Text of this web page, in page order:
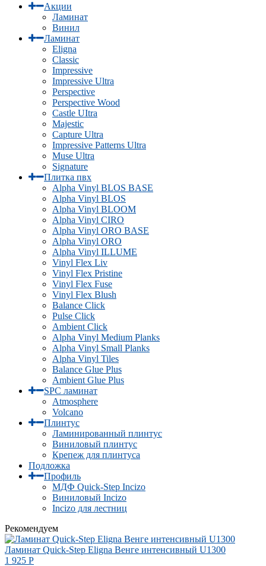
Акции
Ламинат
Винил
Ламинат
Eligna
Classic
Impressive
Impressive Ultra
Perspective
Perspective Wood
Castle UItra
Majestic
Capture Ultra
Impressive Patterns Ultra
Muse Ultra
Signature
Плитка пвх
Alpha Vinyl BLOS BASE
Alpha Vinyl BLOS
Alpha Vinyl BLOOM
Alpha Vinyl CIRO
Alpha Vinyl ORO BASE
Alpha Vinyl ORO
Alpha Vinyl ILLUME
Vinyl Flex Liv
Vinyl Flex Pristine
Vinyl Flex Fuse
Vinyl Flex Blush
Balance Click
Pulse Click
Ambient Click
Alpha Vinyl Medium Planks
Alpha Vinyl Small Planks
Alpha Vinyl Tiles
Balance Glue Plus
Ambient Glue Plus
SPC ламинат
Atmosphere
Volcano
Плинтус
Ламинированный плинтус
Виниловый плинтус
Крепеж для плинтуса
Подложка
Профиль
МДФ Quick-Step Incizo
Виниловый Incizo
Incizo для лестниц
Рекомендуем
Ламинат Quick-Step Eligna Венге интенсивный U1300
1 925 Р